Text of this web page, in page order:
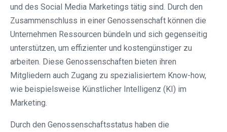
und des Social Media Marketings tätig sind. Durch den
Zusammenschluss in einer Genossenschaft können die
Unternehmen Ressourcen bündeln und sich gegenseitig
unterstützen, um effizienter und kostengünstiger zu
arbeiten. Diese Genossenschaften bieten ihren
Mitgliedern auch Zugang zu spezialisiertem Know-how,
wie beispielsweise Künstlicher Intelligenz (KI) im
Marketing.
Durch den Genossenschaftsstatus haben die